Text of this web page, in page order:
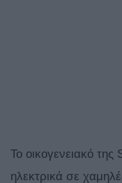
Το οικογενειακό της
ηλεκτρικά σε